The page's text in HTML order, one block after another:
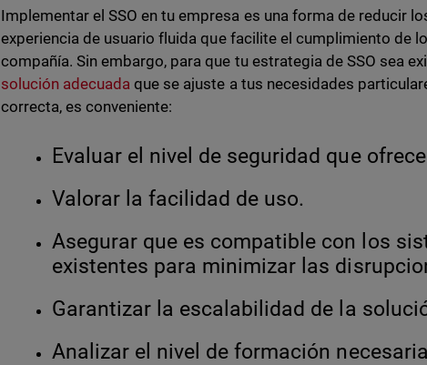
Implementar el SSO en tu empresa es una forma de reducir
experiencia de usuario fluida que facilite el cumplimiento de
compañía. Sin embargo, para que tu estrategia de SSO sea
solución adecuada que se ajuste a tus necesidades
correcta, es conveniente:
Evaluar el nivel de seguridad que
Valorar la facilidad de uso.
Asegurar que es compatible con los
existentes para minimizar las
Garantizar la escalabilidad de la
Analizar el nivel de formación